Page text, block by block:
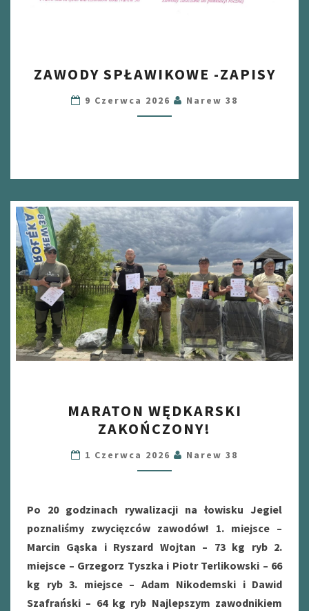
SPŁAWIKOWE
-
ZAPISY
ZAWODY SPŁAWIKOWE -ZAPISY
9 Czerwca 2026 Narew 38
WĘDKARSKI
ZAKOŃCZONY!
MARATON WĘDKARSKI
ZAKOŃCZONY!
1 Czerwca 2026 Narew 38
Po 20 godzinach rywalizacji na łowisku Jegiel
poznaliśmy zwycięzców zawodów! 1. miejsce –
Marcin Gąska i Ryszard Wojtan – 73 kg ryb 2.
miejsce – Grzegorz Tyszka i Piotr Terlikowski – 66
kg ryb 3. miejsce – Adam Nikodemski i Dawid
Szafrański – 64 kg ryb Najlepszym zawodnikiem